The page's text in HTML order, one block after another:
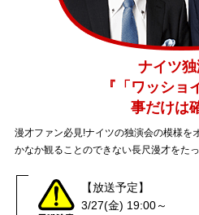
ナイツ
『「ワッショ
事だけは
漫才ファン必見!ナイツの独演会の模様を
かなか観ることのできない長尺漫才をたっ
【放送予定】
3/27(金) 19:00～